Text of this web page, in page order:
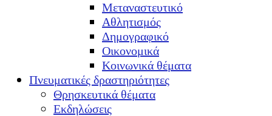
Μεταναστευτικό
Αθλητισμός
Δημογραφικό
Οικονομικά
Κοινωνικά θέματα
Πνευματικές δραστηριότητες
Θρησκευτικά θέματα
Εκδηλώσεις